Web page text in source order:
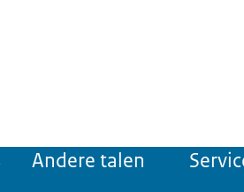
Andere talen